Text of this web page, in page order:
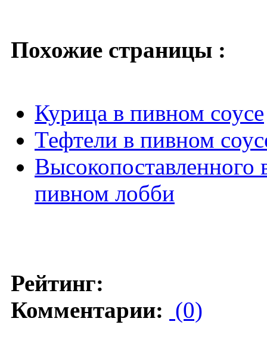
Похожие страницы :
Курица в пивном соусе
Тефтели в пивном
пивном лобби
Рейтинг:
Комментарии: (0)